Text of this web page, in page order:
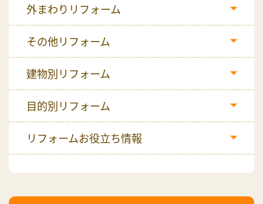
外まわりリフォーム
その他リフォーム
建物別リフォーム
目的別リフォーム
リフォームお役立ち情報